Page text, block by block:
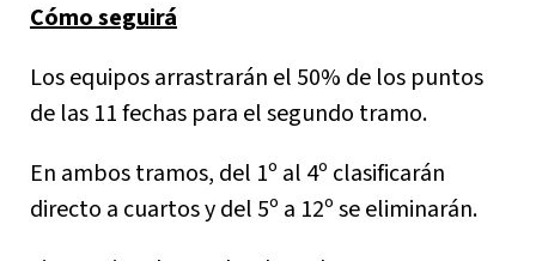
Cómo seguirá
Los equipos arrastrarán el 50% de los puntos
de las 11 fechas para el segundo tramo.
En ambos tramos, del 1º al 4º clasificarán
directo a cuartos y del 5º a 12º se eliminarán.